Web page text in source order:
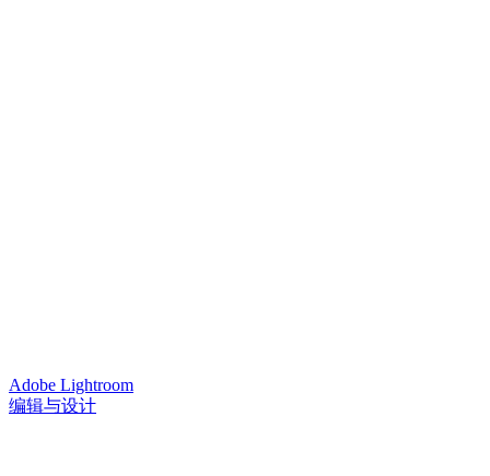
Adobe Lightroom
编辑与设计